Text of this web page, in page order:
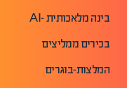
בינה מלאכותית -AI
בכירים ממליצים
המלצות-בוגרים